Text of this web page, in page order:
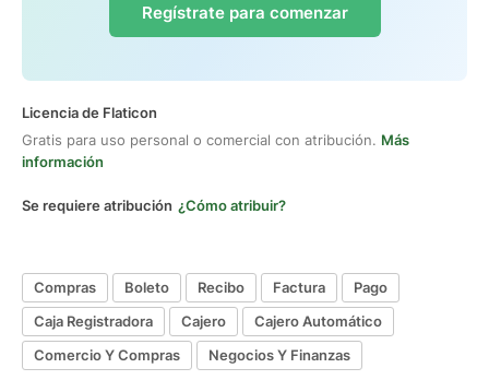
Regístrate para comenzar
Licencia de Flaticon
Gratis para uso personal o comercial con atribución. Más
información
Se requiere atribución ¿Cómo atribuir?
Compras Boleto Recibo Factura
Pago
Caja Registradora
Cajero
Cajero Automático
Comercio Y Compras
Negocios Y Finanzas